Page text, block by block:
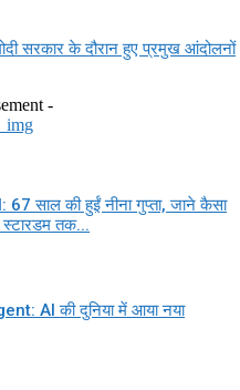
सरकार के दौरान हुए प्रमुख आंदोलनों
-
साल की हुईं नीना गुप्ता, जाने कैसा
स्टारडम तक...
AI की दुनिया में आया नया